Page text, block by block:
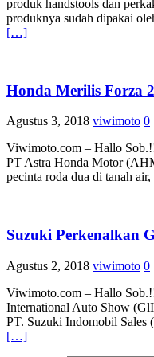
produk handstools dan
produknya sudah dipakai
[…]
Honda Merilis Forza
Agustus 3, 2018 viwimoto 0
Viwimoto.com – Hallo
PT Astra Honda Motor
pecinta roda dua di tanah air,
Suzuki Perkenalkan
Agustus 2, 2018 viwimoto 0
Viwimoto.com​ – Hallo
International Auto Show
PT. Suzuki Indomobil Sales
[…]